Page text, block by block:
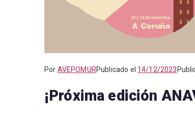
Por AVEPOMURPublicado el 14/12/2023
¡Próxima edición